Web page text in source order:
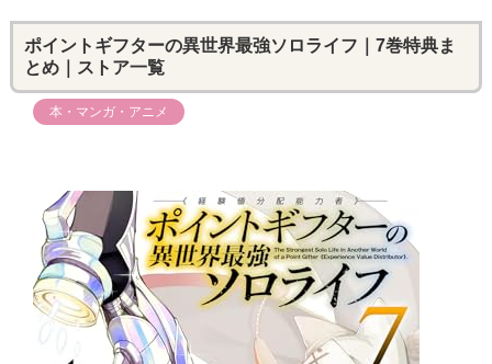
ポイントギフターの異世界最強ソロライフ｜7巻特典ま
とめ｜ストア一覧
本・マンガ・アニメ